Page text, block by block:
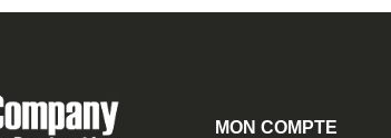
MON COMPTE